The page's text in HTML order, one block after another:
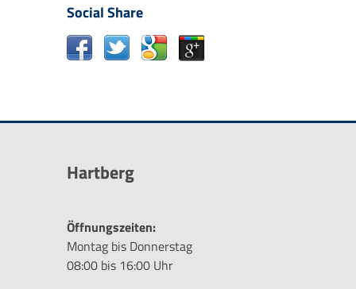
Social Share
Hartberg
Öffnungszeiten:
Montag bis Donnerstag
08:00 bis 16:00 Uhr